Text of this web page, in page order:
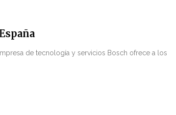
de tecnología y servicios Bosch ofrece a los